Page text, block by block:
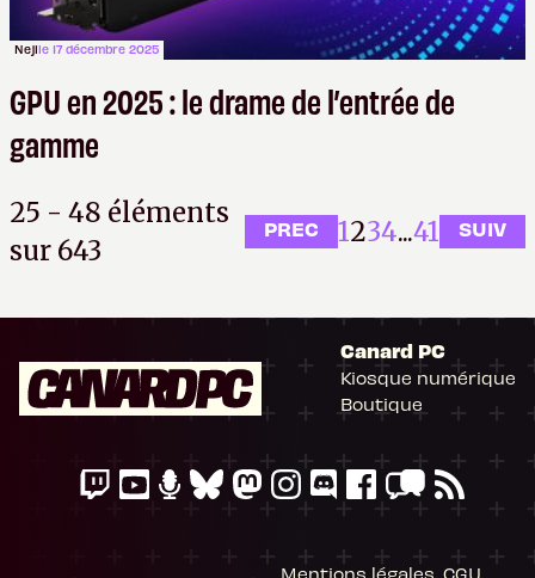
Nejile 17 décembre 2025
GPU en 2025 : le drame de l’entrée de
gamme
25 - 48 éléments
sur 643
PREC 1234...41 SUIV
Canard PC
Kiosque numérique
Boutique
Mentions légales, CGU,